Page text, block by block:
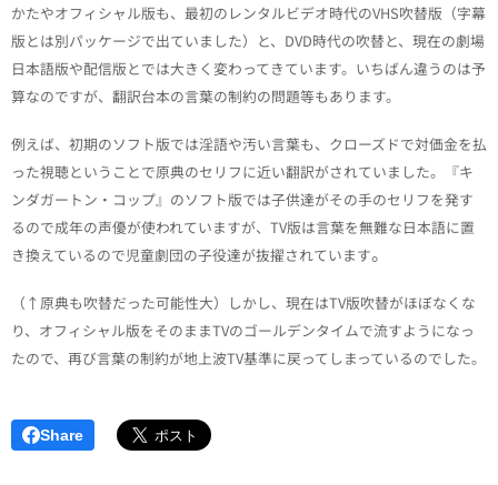
かたやオフィシャル版も、最初のレンタルビデオ時代のVHS吹替版（字幕
版とは別パッケージで出ていました）と、DVD時代の吹替と、現在の劇場
日本語版や配信版とでは大きく変わってきています。いちばん違うのは予
算なのですが、翻訳台本の言葉の制約の問題等もあります。
例えば、初期のソフト版では淫語や汚い言葉も、クローズドで対価金を払
った視聴ということで原典のセリフに近い翻訳がされていました。『キ
ンダガートン・コップ』のソフト版では子供達がその手のセリフを発す
るので成年の声優が使われていますが、TV版は言葉を無難な日本語に置
き換えているので児童劇団の子役達が抜擢されています。
（↑原典も吹替だった可能性大）しかし、現在はTV版吹替がほぼなくな
り、オフィシャル版をそのままTVのゴールデンタイムで流すようになっ
たので、再び言葉の制約が地上波TV基準に戻ってしまっているのでした。
Share